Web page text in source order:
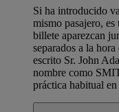
Si ha introducido
mismo pasajero,
billete aparezcan
separados a la
escrito Sr. John
nombre como
práctica habitual en